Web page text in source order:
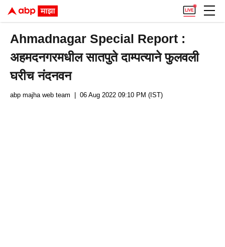
Ahmadnagar Special Report :
अहमदनगरमधील सातपुते दाम्पत्याने फुलवली
घरीच नंदनवन
abp majha web team | 06 Aug 2022 09:10 PM (IST)